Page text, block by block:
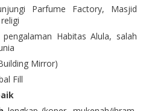
Parfume Factory, Masjid
Habitas Alula, salah
Mirror)
Fill